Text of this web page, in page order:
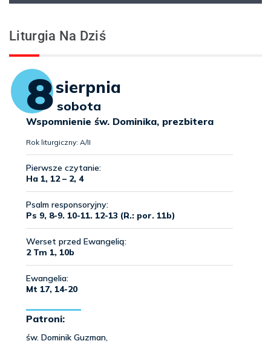
Liturgia Na Dziś